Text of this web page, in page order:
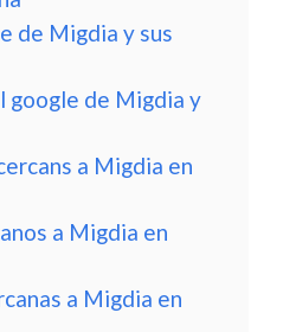
de Migdia y sus
google de Migdia y
a Migdia en
a Migdia en
a Migdia en